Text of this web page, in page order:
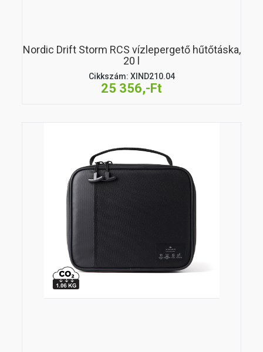
Nordic Drift Storm RCS vízlepergető hűtőtáska,
20 l
Cikkszám: XIND210.04
25 356,-Ft